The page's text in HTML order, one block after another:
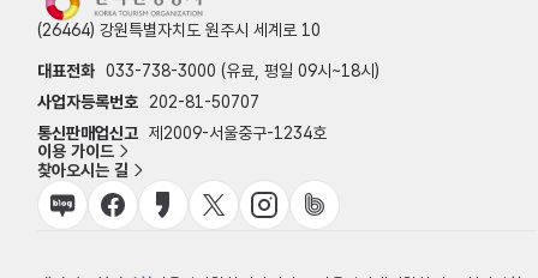
(26464) 강원특별자치도 원주시 세계로 10
대표전화 033-738-3000 (유료, 평일 09시~18시)
사업자등록번호
202-81-50707
통신판매업신고 제2009-서울중구-1234호
이용 가이드
찾아오시는 길